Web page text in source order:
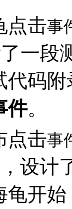
击事
了一
代码附
件。
击事
，设计
龟开